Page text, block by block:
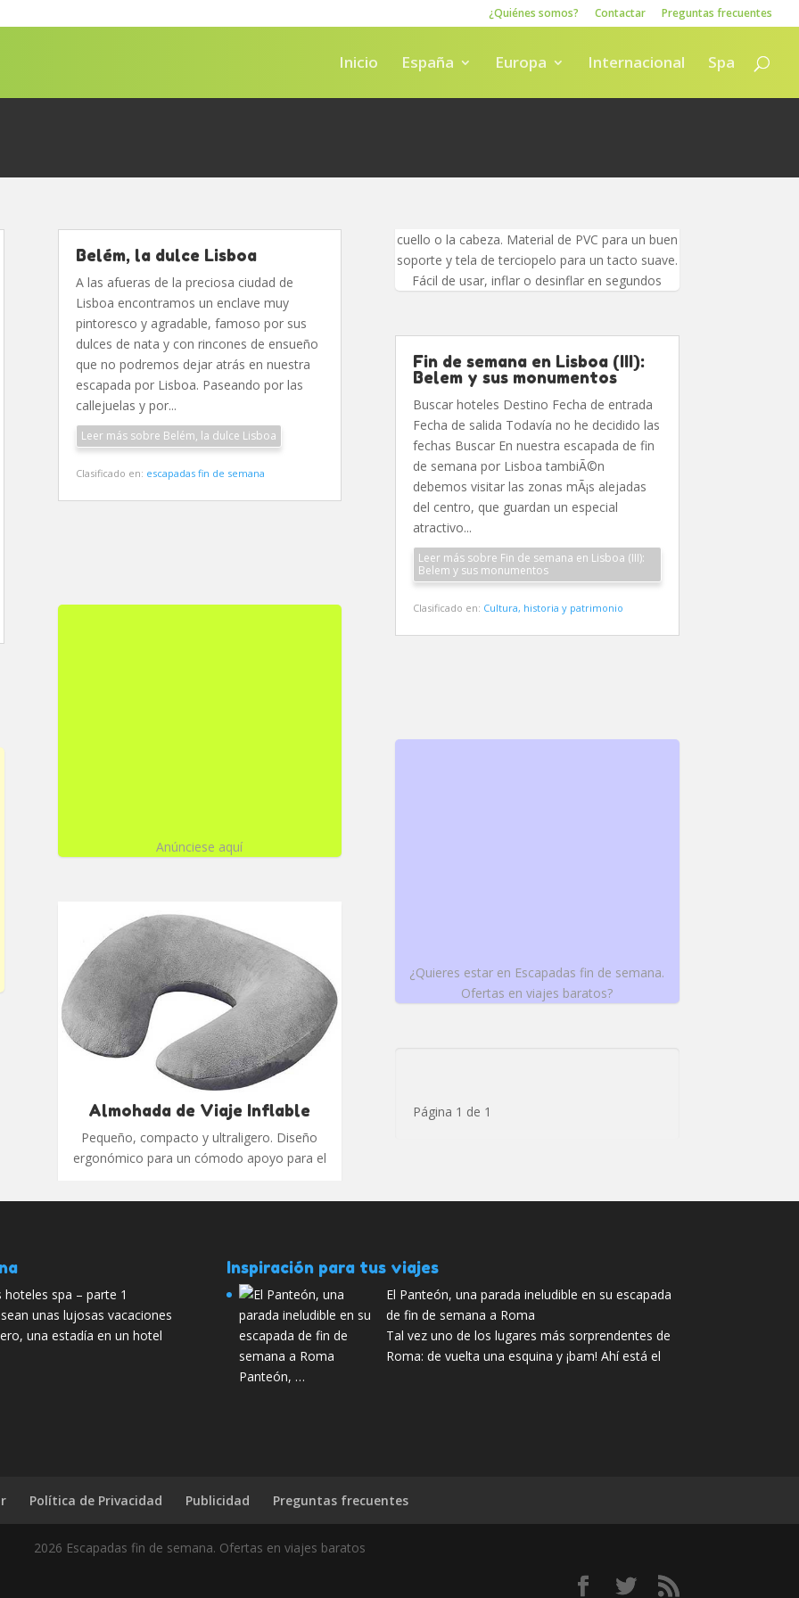
¿Quiénes somos? Contactar Preguntas frecuentes
Inicio España Europa Internacional Spa
Belém, la dulce Lisboa
A las afueras de la preciosa ciudad de
Lisboa encontramos un enclave muy
pintoresco y agradable, famoso por sus
dulces de nata y con rincones de ensueño
que no podremos dejar atrás en nuestra
escapada por Lisboa. Paseando por las
callejuelas y por...
Leer más sobre Belém, la dulce Lisboa
Clasificado en: escapadas fin de semana
Anúnciese aquí
Almohada de Viaje Inflable
Pequeño, compacto y ultraligero. Diseño
ergonómico para un cómodo apoyo para el
cuello o la cabeza. Material de PVC para un buen
soporte y tela de terciopelo para un tacto suave.
Fácil de usar, inflar o desinflar en segundos
Fin de semana en Lisboa (III):
Belem y sus monumentos
Buscar hoteles Destino Fecha de entrada
Fecha de salida Todavía no he decidido las
fechas Buscar En nuestra escapada de fin
de semana por Lisboa tambiÃ©n
debemos visitar las zonas mÃ¡s alejadas
del centro, que guardan un especial
atractivo...
Leer más sobre Fin de semana en Lisboa (III):
Belem y sus monumentos
Clasificado en: Cultura, historia y patrimonio
¿Quieres estar en Escapadas fin de semana.
Ofertas en viajes baratos?
Página 1 de 1
spa – parte 1
unas lujosas vacaciones
una estadía en un hotel
Inspiración para tus viajes
El Panteón, una parada ineludible en su escapada
de fin de semana a Roma
Tal vez uno de los lugares más sorprendentes de
Roma: de vuelta una esquina y ¡bam! Ahí está el
Panteón, …
Política de Privacidad Publicidad Preguntas frecuentes
2026 Escapadas fin de semana. Ofertas en viajes baratos